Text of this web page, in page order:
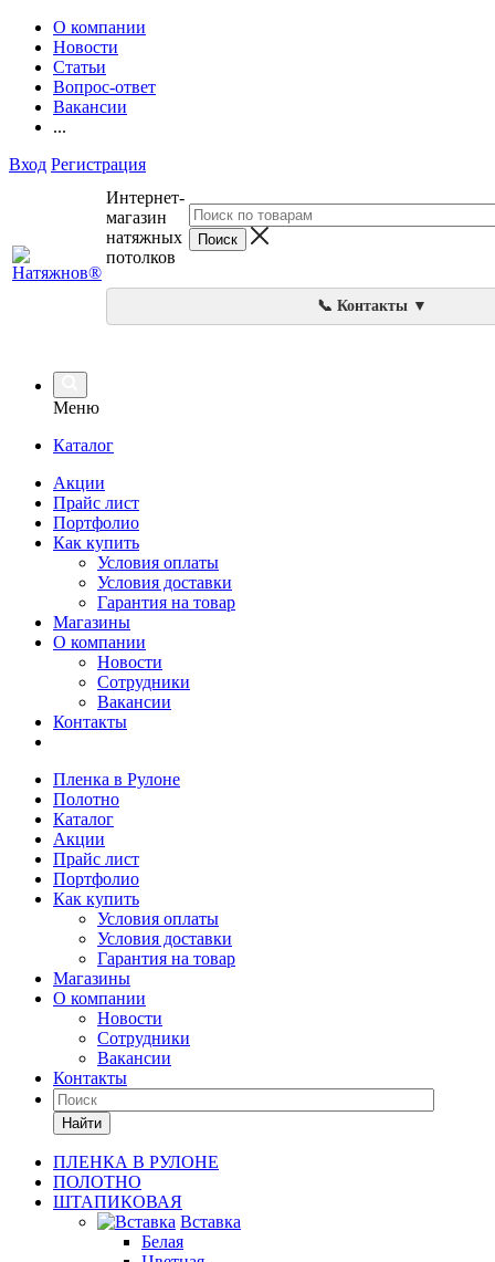
О компании
Новости
Статьи
Вопрос-ответ
Вакансии
...
Вход Регистрация
Интернет-
магазин
натяжных
потолков
📞 Контакты ▼
Меню
Каталог
Акции
Прайс лист
Портфолио
Как купить
Условия оплаты
Условия доставки
Гарантия на товар
Магазины
О компании
Новости
Сотрудники
Вакансии
Контакты
Пленка в Рулоне
Полотно
Каталог
Акции
Прайс лист
Портфолио
Как купить
Условия оплаты
Условия доставки
Гарантия на товар
Магазины
О компании
Новости
Сотрудники
Вакансии
Контакты
Найти
ПЛЕНКА В РУЛОНЕ
ПОЛОТНО
ШТАПИКОВАЯ
Вставка
Белая